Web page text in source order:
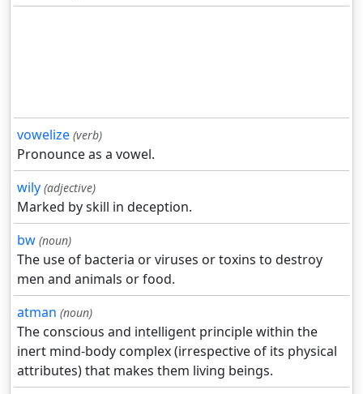
vowelize (verb)
Pronounce as a vowel.
wily (adjective)
Marked by skill in deception.
bw (noun)
The use of bacteria or viruses or toxins to destroy
men and animals or food.
atman (noun)
The conscious and intelligent principle within the
inert mind-body complex (irrespective of its physical
attributes) that makes them living beings.